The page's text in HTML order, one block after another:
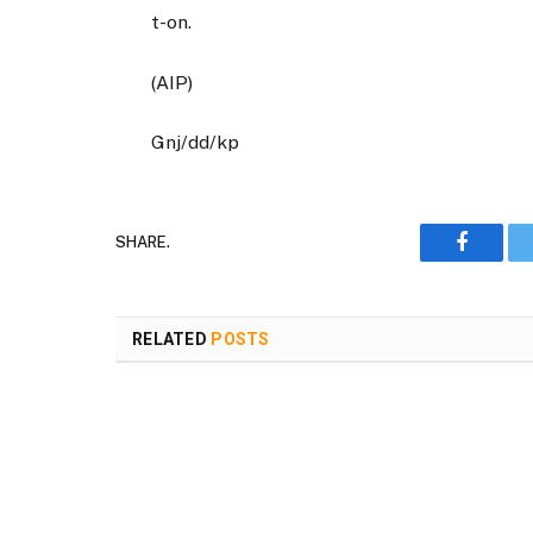
t-on.
(AIP)
Gnj/dd/kp
SHARE.
RELATED POSTS